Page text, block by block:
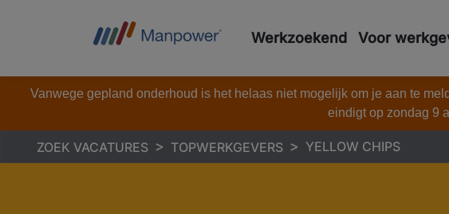
Werkzoekend Voor
Vanwege gepland onderhoud is het helaas niet mogelijk om je aan te
eindigt op zondag 9
ZOEK VACATURES TOPWERKGEVERS YELLOW CHIPS